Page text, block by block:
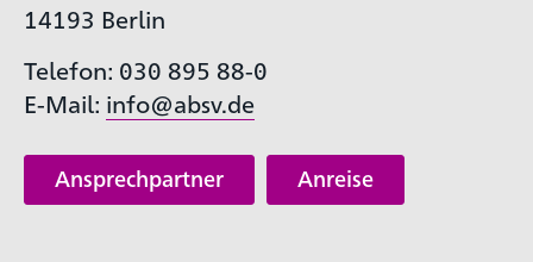
14193 Berlin
Telefon: 030 895 88-0
E-Mail: info@absv.de
Ansprechpartner Anreise